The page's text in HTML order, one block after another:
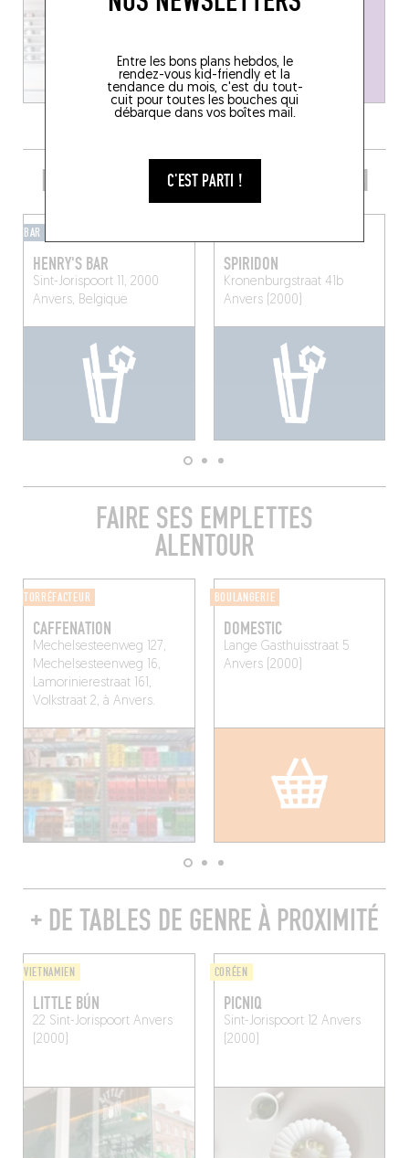
Entre les bons plans hebdos, le
rendez-vous kid-friendly et la
tendance du mois, c'est du tout-
cuit pour toutes les bouches qui
débarque dans vos boîtes mail.
C'EST PARTI !
PRENDRE UN VERRE DANS LE COIN
BAR D'HÔTEL
HENRY'S BAR
Sint-Jorispoort 11, 2000
Anvers, Belgique
SPIRIDON
Kronenburgstraat 41b
Anvers (2000)
FAIRE SES EMPLETTES
ALENTOUR
TORRÉFACTEUR
CAFFENATION
Mechelsesteenweg 127,
Mechelsesteenweg 16,
Lamorinierestraat 161,
Volkstraat 2, à Anvers.
BOULANGERIE
DOMESTIC
Lange Gasthuisstraat 5
Anvers (2000)
+ DE TABLES DE GENRE À PROXIMITÉ
VIETNAMIEN
LITTLE BÚN
22 Sint-JorispoortAnvers
(2000)
CORÉEN
PICNIQ
Sint-Jorispoort 12 Anvers
(2000)